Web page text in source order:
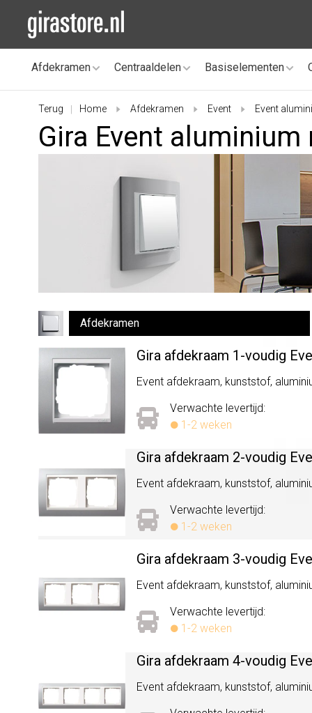
Afdekramen Centraaldelen Basiselementen
Terug Home Afdekramen Event Event
Gira Event
Afdekramen
Gira afdekraam 1-voudig
Event afdekraam, kunststof,
Verwachte levertijd:
1-2 weken
Gira afdekraam 2-voudig
Event afdekraam, kunststof,
Verwachte levertijd:
1-2 weken
Gira afdekraam 3-voudig
Event afdekraam, kunststof,
Verwachte levertijd:
1-2 weken
Gira afdekraam 4-voudig
Event afdekraam, kunststof,